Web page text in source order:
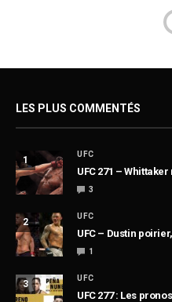
LES PLUS COMMENTÉS
1
UFC
UFC 271 –
3
2
UFC
UFC – Dustin
1
3
UFC
UFC 277 : Les